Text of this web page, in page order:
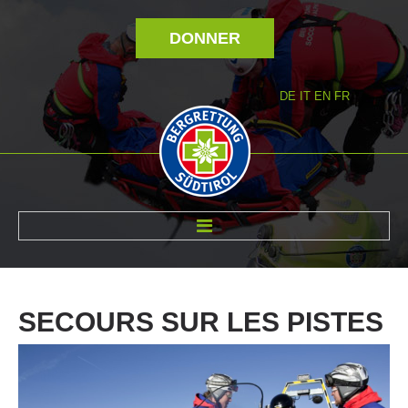
DONNER
DE IT EN FR
SECOURS SUR LES PISTES